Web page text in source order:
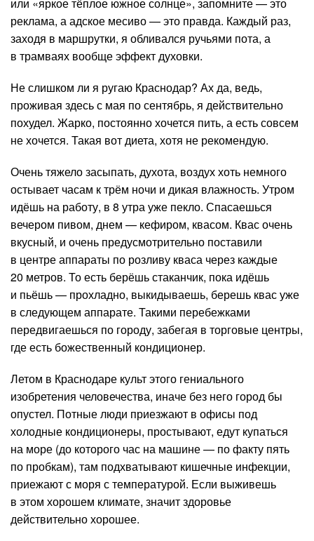
реклама, а адское месиво — это правда. Каждый раз,
заходя в маршрутки, я обливался ручьями пота, а
в трамваях вообще эффект духовки.
Не слишком ли я ругаю Краснодар? Ах да, ведь,
проживая здесь с мая по сентябрь, я действительно
похудел. Жарко, постоянно хочется пить, а есть совсем
не хочется. Такая вот диета, хотя не рекомендую.
Очень тяжело засыпать, духота, воздух хоть немного
остывает часам к трём ночи и дикая влажность. Утром
идёшь на работу, в 8 утра уже пекло. Спасаешься
вечером пивом, днем — кефиром, квасом. Квас очень
вкусный, и очень предусмотрительно поставили
в центре аппараты по розливу кваса через каждые
20 метров. То есть берёшь стаканчик, пока идёшь
и пьёшь — прохладно, выкидываешь, берешь квас уже
в следующем аппарате. Такими перебежками
передвигаешься по городу, забегая в торговые центры,
где есть божественный кондиционер.
Летом в Краснодаре культ этого гениального
изобретения человечества, иначе без него город бы
опустел. Потные люди приезжают в офисы под
холодные кондиционеры, простывают, едут купаться
на море (до которого час на машине — по факту пять
по пробкам), там подхватывают кишечные инфекции,
приежают с моря с температурой. Если выживешь
в этом хорошем климате, значит здоровье
действительно хорошее.